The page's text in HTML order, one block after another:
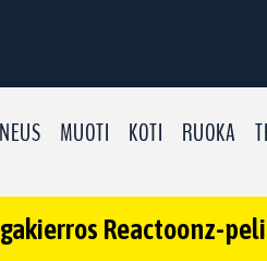
MUOTI KOTI RUOKA
Reactoonz-